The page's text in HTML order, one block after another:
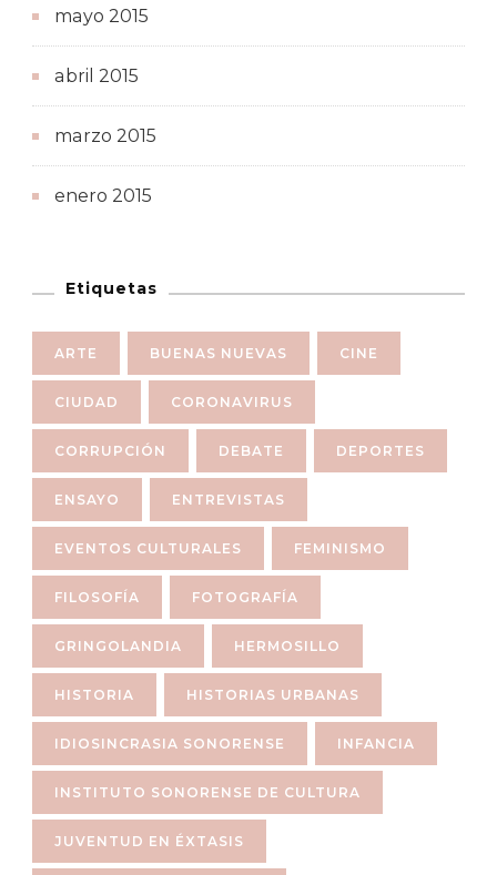
mayo 2015
abril 2015
marzo 2015
enero 2015
Etiquetas
ARTE BUENAS NUEVAS CINE
CIUDAD CORONAVIRUS
CORRUPCIÓN DEBATE DEPORTES
ENSAYO ENTREVISTAS
EVENTOS CULTURALES FEMINISMO
FILOSOFÍA FOTOGRAFÍA
GRINGOLANDIA HERMOSILLO
HISTORIA HISTORIAS URBANAS
IDIOSINCRASIA SONORENSE INFANCIA
INSTITUTO SONORENSE DE CULTURA
JUVENTUD EN ÉXTASIS